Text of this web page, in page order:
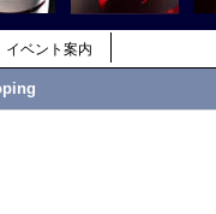
イベント案内